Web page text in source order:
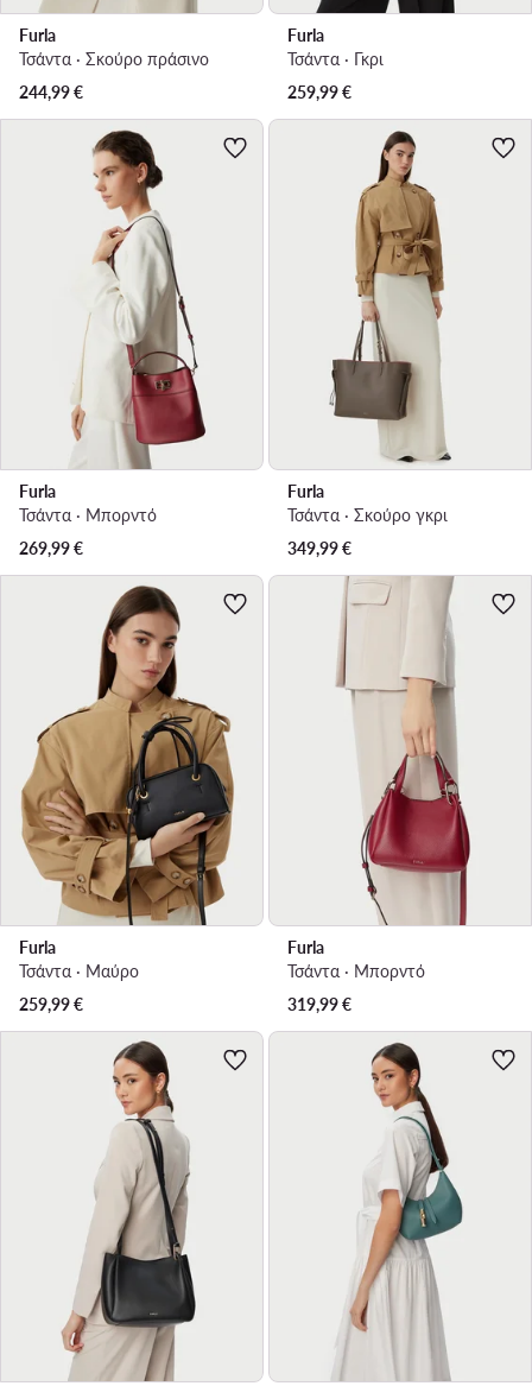
Furla
Τσάντα · Σκούρο πράσινο
244,99€
Furla
Τσάντα · Γκρι
259,99€
Furla
Τσάντα · Μπορντό
269,99€
Furla
Τσάντα · Σκούρο γκρι
349,99€
Furla
Τσάντα · Μαύρο
259,99€
Furla
Τσάντα · Μπορντό
319,99€